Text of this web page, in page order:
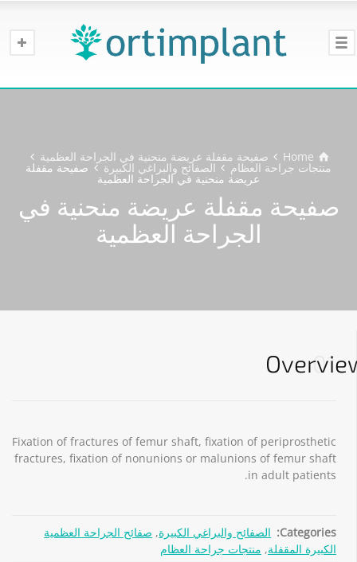
Home صفيحة مقفلة عريضة منحنية في الجراحة العظمية
منتجات جراحة العظام الصفائح والبراغي الكبيرة صفيحة مقفلة
عريضة منحنية في الجراحة العظمية
صفيحة مقفلة عريضة منحنية في
الجراحة العظمية
01
Fixation of fractures of femur shaft, fixation of periprosthetic
fractures, fixation of nonunions or malunions of femur shaft
in adult patients.
Categories: الصفائح والبراغي الكبيرة, صفائح الجراحة العظمية
الكبيرة المقفلة, منتجات جراحة العظام